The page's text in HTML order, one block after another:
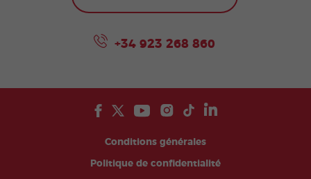
+34 923 268 860
Conditions générales
Politique de confidentialité